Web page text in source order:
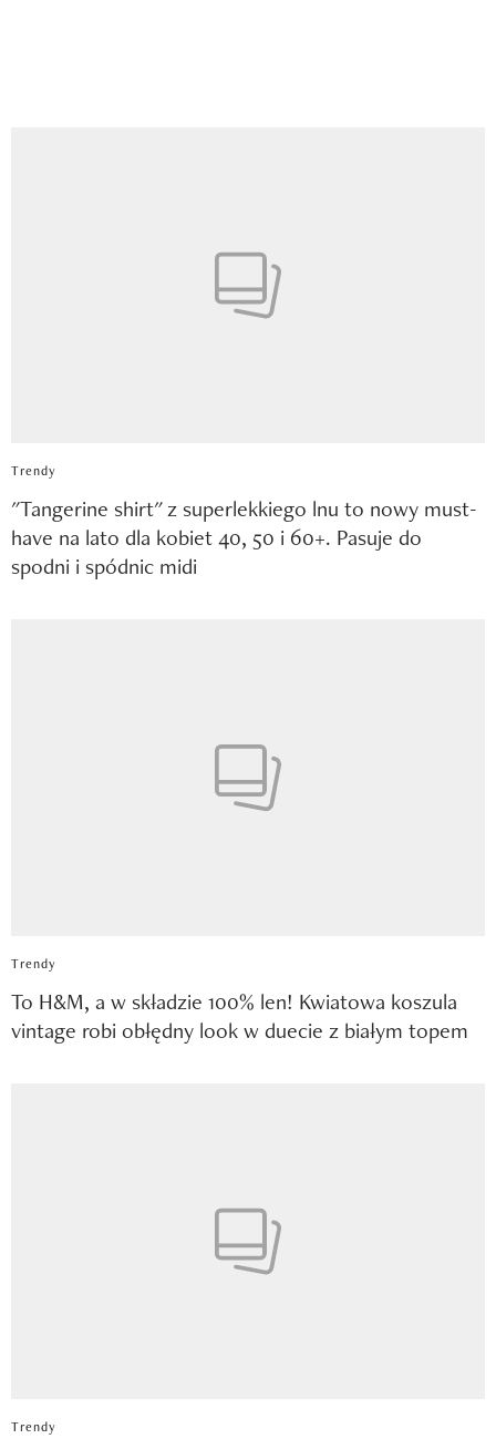
Trendy
"Tangerine shirt" z superlekkiego lnu to nowy must-
have na lato dla kobiet 40, 50 i 60+. Pasuje do
spodni i spódnic midi
Trendy
To H&M, a w składzie 100% len! Kwiatowa koszula
vintage robi obłędny look w duecie z białym topem
Trendy